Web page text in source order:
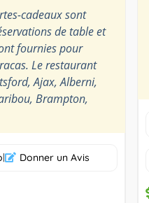
cadeaux sont
de table et
fournies pour
Le restaurant
Ajax, Alberni,
Brampton,
| Donner un Avis